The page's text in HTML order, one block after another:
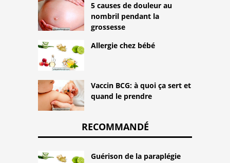
5 causes de douleur au
nombril pendant la
grossesse
Allergie chez bébé
Vaccin BCG: à quoi ça sert et
quand le prendre
RECOMMANDÉ
Guérison de la paraplégie